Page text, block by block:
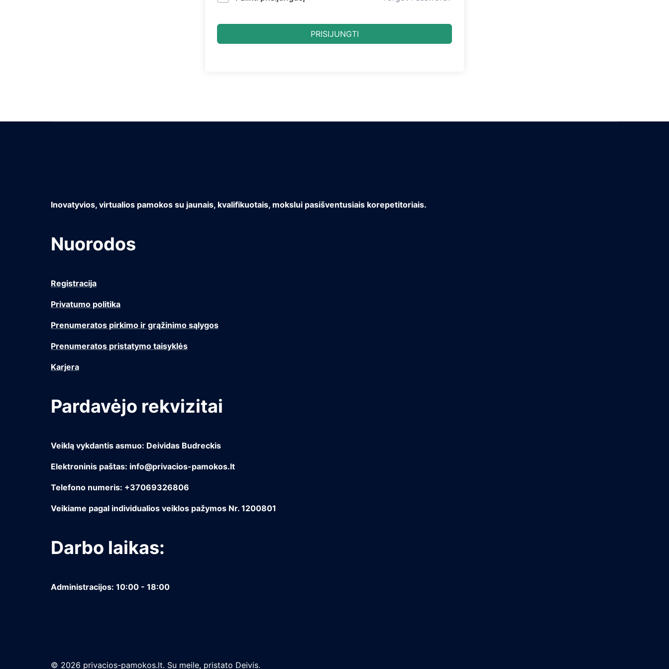
PRISIJUNGTI
Inovatyvios, virtualios pamokos su jaunais, kvalifikuotais, mokslui pasišventusiais korepetitoriais.
Nuorodos
Registracija
Privatumo politika
Prenumeratos pirkimo ir grąžinimo sąlygos
Prenumeratos pristatymo taisyklės
Karjera
Pardavėjo rekvizitai
Veiklą vykdantis asmuo: Deividas Budreckis
Elektroninis paštas: info@privacios-pamokos.lt
Telefono numeris: +37069326806
Veikiame pagal individualios veiklos pažymos Nr. 1200801
Darbo laikas:
Administracijos: 10:00 - 18:00
© 2026 privacios-pamokos.lt. Su meile, pristato Deivis.